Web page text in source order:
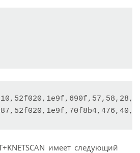
имеет следующий